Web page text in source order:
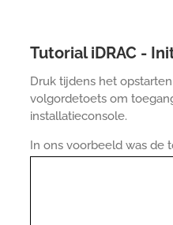
Tutorial iDRAC -
Druk tijdens het
volgordetoets om
installatieconsole.
In ons voorbeeld was de